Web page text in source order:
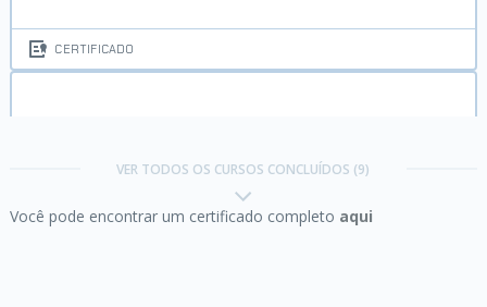
CERTIFICADO
VER TODOS OS CURSOS CONCLUÍDOS (9)
Você pode encontrar um certificado completo aqui